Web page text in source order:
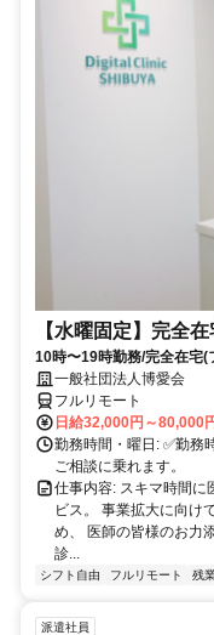
【水曜固定】完全
10時〜19時勤務/完全在宅(
業務一般社団法人博愛会
フルリモート
日給32,000円～80,000
勤務時間・曜日: ✅勤
ご相談に乗れます。
仕事内容: スキマ時間に
ビス。 事業拡大に向け
め、 医師の皆様のお力
診...
シフト自由 フルリモート 残
派遣社員